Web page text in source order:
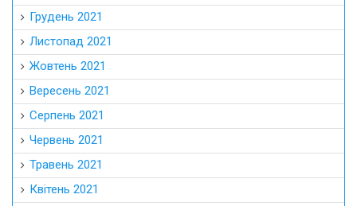
Грудень 2021
Листопад 2021
Жовтень 2021
Вересень 2021
Серпень 2021
Червень 2021
Травень 2021
Квітень 2021